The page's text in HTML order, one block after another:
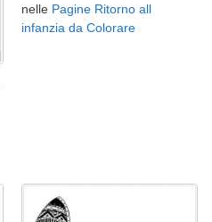
nelle Pagine Ritorno all
infanzia da Colorare